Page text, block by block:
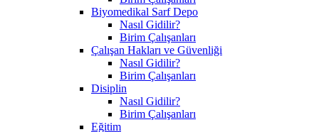
Biyomedikal Sarf Depo
Nasıl Gidilir?
Birim Çalışanları
Çalışan Hakları ve Güvenliği
Nasıl Gidilir?
Birim Çalışanları
Disiplin
Nasıl Gidilir?
Birim Çalışanları
Eğitim